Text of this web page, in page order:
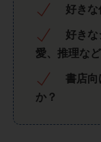
好きな
好き
愛、推理な
書店
か？